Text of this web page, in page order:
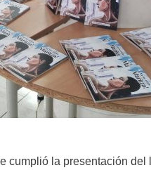
cumplió la presentación del